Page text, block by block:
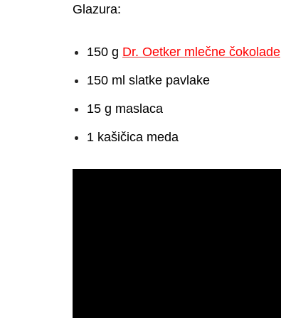
Glazura:
150 g Dr. Oetker mlečne čokolade
150 ml slatke pavlake
15 g maslaca
1 kašičica meda